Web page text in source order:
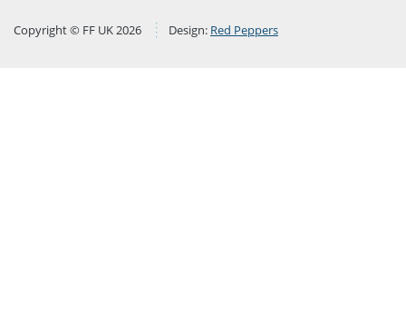
Copyright © FF UK 2026 Design: Red Peppers